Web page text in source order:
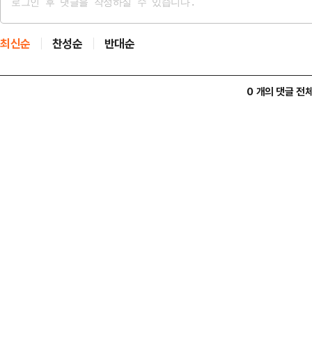
최신순 찬성순 반대순
0 개의 댓글 전